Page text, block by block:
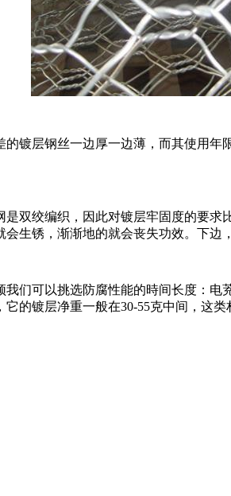
层钢丝一边厚一边薄，而其使用年
绞编织，因此对镀层牢固度的要求
生锈，渐渐地的就会丧失功效。下边
可以挑选防腐性能的時间长度：电
的镀层净重一般在30-55克中间，这